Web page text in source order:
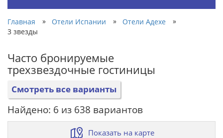
Главная » Отели Испании » Отели Адехе
»
3 звезды
Часто бронируемые
трехзвездочные гостиницы
Смотреть все варианты
Найдено: 6 из 638 вариантов
Показать на карте